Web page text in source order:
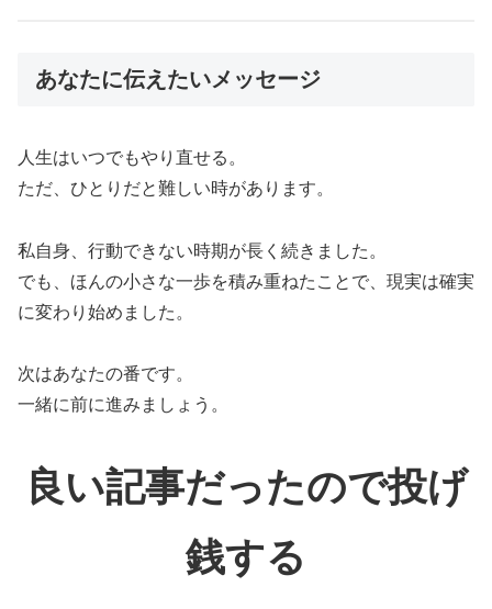
あなたに伝えたいメッセージ
人生はいつでもやり直せる。
ただ、ひとりだと難しい時があります。
私自身、行動できない時期が長く続きました。
でも、ほんの小さな一歩を積み重ねたことで、現実は確実
に変わり始めました。
次はあなたの番です。
一緒に前に進みましょう。
良い記事だったので投げ
銭する